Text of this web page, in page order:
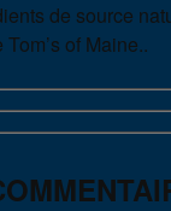
de source
of Maine..